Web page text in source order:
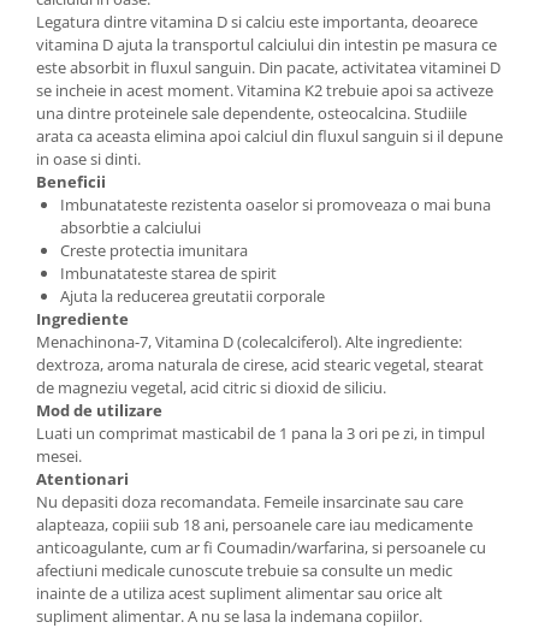
Legatura dintre vitamina D si calciu este importanta, deoarece
vitamina D ajuta la transportul calciului din intestin pe masura ce
este absorbit in fluxul sanguin. Din pacate, activitatea vitaminei D
se incheie in acest moment. Vitamina K2 trebuie apoi sa activeze
una dintre proteinele sale dependente, osteocalcina. Studiile
arata ca aceasta elimina apoi calciul din fluxul sanguin si il depune
in oase si dinti.
Beneficii
Imbunatateste rezistenta oaselor si promoveaza o mai buna
absorbtie a calciului
Creste protectia imunitara
Imbunatateste starea de spirit
Ajuta la reducerea greutatii corporale
Ingrediente
Menachinona-7, Vitamina D (colecalciferol). Alte ingrediente:
dextroza, aroma naturala de cirese, acid stearic vegetal, stearat
de magneziu vegetal, acid citric si dioxid de siliciu.
Mod de utilizare
Luati un comprimat masticabil de 1 pana la 3 ori pe zi, in timpul
mesei.
Atentionari
Nu depasiti doza recomandata. Femeile insarcinate sau care
alapteaza, copiii sub 18 ani, persoanele care iau medicamente
anticoagulante, cum ar fi Coumadin/warfarina, si persoanele cu
afectiuni medicale cunoscute trebuie sa consulte un medic
inainte de a utiliza acest supliment alimentar sau orice alt
supliment alimentar. A nu se lasa la indemana copiilor.